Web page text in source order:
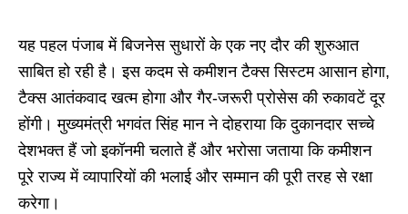
यह पहल पंजाब में बिजनेस सुधारों के एक नए दौर की शुरुआत
साबित हो रही है। इस कदम से कमीशन टैक्स सिस्टम आसान होगा,
टैक्स आतंकवाद खत्म होगा और गैर-जरूरी प्रोसेस की रुकावटें दूर
होंगी। मुख्यमंत्री भगवंत सिंह मान ने दोहराया कि दुकानदार सच्चे
देशभक्त हैं जो इकॉनमी चलाते हैं और भरोसा जताया कि कमीशन
पूरे राज्य में व्यापारियों की भलाई और सम्मान की पूरी तरह से रक्षा
करेगा।